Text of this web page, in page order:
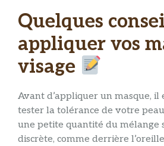
Quelques
appliquer vos
visage
Avant d’appliquer un masque, il
tester la tolérance de votre
une petite quantité du mélange
discrète, comme derrière